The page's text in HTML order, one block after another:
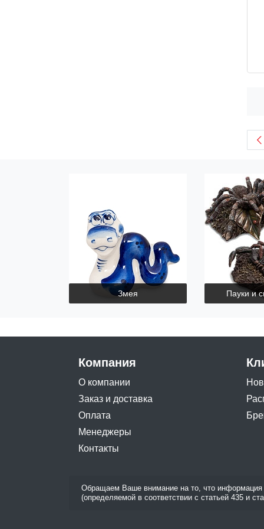
Змея Пауки и
Компания
О компании
Заказ и доставка
Оплата
Менеджеры
Контакты
Обращаем Ваше внимание на то, что информация
(определяемой в соответствии с статьей 435 и